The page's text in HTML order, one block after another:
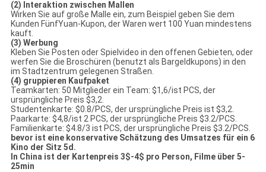
(2) Interaktion zwischen Mallen
Wirken Sie auf große Malle ein, zum Beispiel geben Sie dem
Kunden FünfYuan-Kupon, der Waren wert 100 Yuan mindestens
kauft.
(3) Werbung
Kleben Sie Posten oder Spielvideo in den offenen Gebieten, oder
werfen Sie die Broschüren (benutzt als Bargeldkupons) in den
im Stadtzentrum gelegenen Straßen.
(4) gruppieren Kaufpaket
Teamkarten: 50 Mitglieder ein Team: $1,6/ist PCS, der
ursprüngliche Preis $3,2.
Studentenkarte: $0.8/PCS, der ursprüngliche Preis ist $3,2.
Paarkarte: $4,8/ist 2 PCS, der ursprüngliche Preis $3.2/PCS.
Familienkarte: $4.8/3 ist PCS, der ursprüngliche Preis $3.2/PCS.
bevor ist eine konservative Schätzung des Umsatzes für ein 6
Kino der Sitz 5d.
In China ist der Kartenpreis 3$-4$ pro Person, Filme über 5-
25min